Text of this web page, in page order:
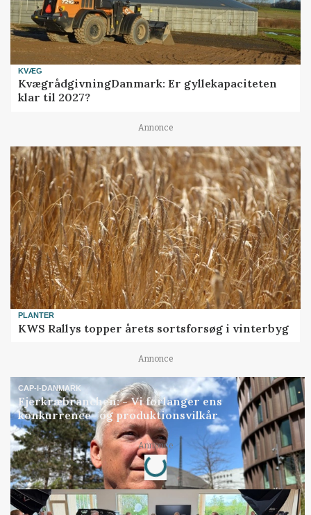
KVÆG
KvægrådgivningDanmark: Er gyllekapaciteten
klar til 2027?
Annonce
PLANTER
KWS Rallys topper årets sortsforsøg i vinterbyg
Annonce
CAP-I-DANMARK
Fjerkræbranchen: - Vi forlanger ens
konkurrence- og produktionsvilkår
Annonce
Loading...